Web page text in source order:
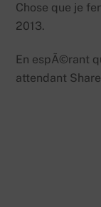
Chose que je
2013.
En espÃ©rant
attendant